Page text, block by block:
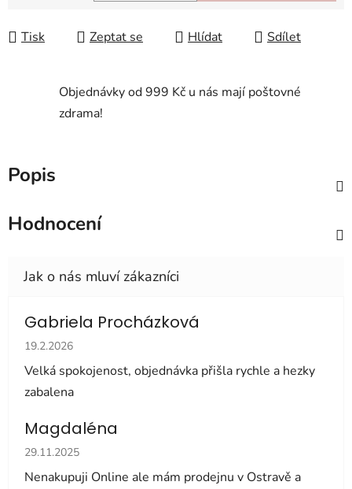
Tisk Zeptat se Hlídat Sdílet
Objednávky od 999 Kč u nás mají poštovné
zdrama!
Popis
Hodnocení
Gabriela Procházková
Hodnocení obchodu je 5 z 5 hvězdiček.
19.2.2026
Velká spokojenost, objednávka přišla rychle a hezky
zabalena
Magdaléna
Hodnocení obchodu je 5 z 5 hvězdiček.
29.11.2025
Nenakupuji Online ale mám prodejnu v Ostravě a